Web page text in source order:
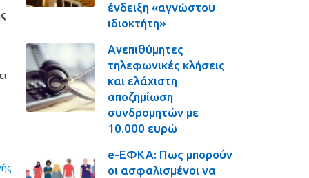
ένδειξη «αγνώστου
ιδιοκτήτη»
Ανεπιθύμητες
τηλεφωνικές κλήσεις
και ελάχιστη
αποζημίωση
συνδρομητών με
10.000 ευρώ
e-ΕΦΚΑ: Πως μπορούν
οι ασφαλισμένοι να